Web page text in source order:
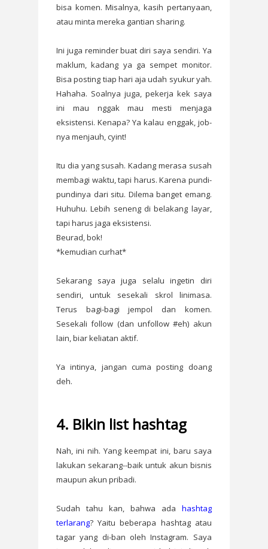
bisa komen. Misalnya, kasih pertanyaan,
atau minta mereka gantian sharing.
Ini juga reminder buat diri saya sendiri. Ya
maklum, kadang ya ga sempet monitor.
Bisa posting tiap hari aja udah syukur yah.
Hahaha. Soalnya juga, pekerja kek saya
ini mau nggak mau mesti menjaga
eksistensi. Kenapa? Ya kalau enggak, job-
nya menjauh, cyint!
Itu dia yang susah. Kadang merasa susah
membagi waktu, tapi harus. Karena pundi-
pundinya dari situ. Dilema banget emang.
Huhuhu. Lebih seneng di belakang layar,
tapi harus jaga eksistensi.
Beurad, bok!
*kemudian curhat*
Sekarang saya juga selalu ingetin diri
sendiri, untuk sesekali skrol linimasa.
Terus bagi-bagi jempol dan komen.
Sesekali follow (dan unfollow #eh) akun
lain, biar keliatan aktif.
Ya intinya, jangan cuma posting doang
deh.
4. Bikin list hashtag
Nah, ini nih. Yang keempat ini, baru saya
lakukan sekarang--baik untuk akun bisnis
maupun akun pribadi.
Sudah tahu kan, bahwa ada hashtag
terlarang? Yaitu beberapa hashtag atau
tagar yang di-ban oleh Instagram. Saya